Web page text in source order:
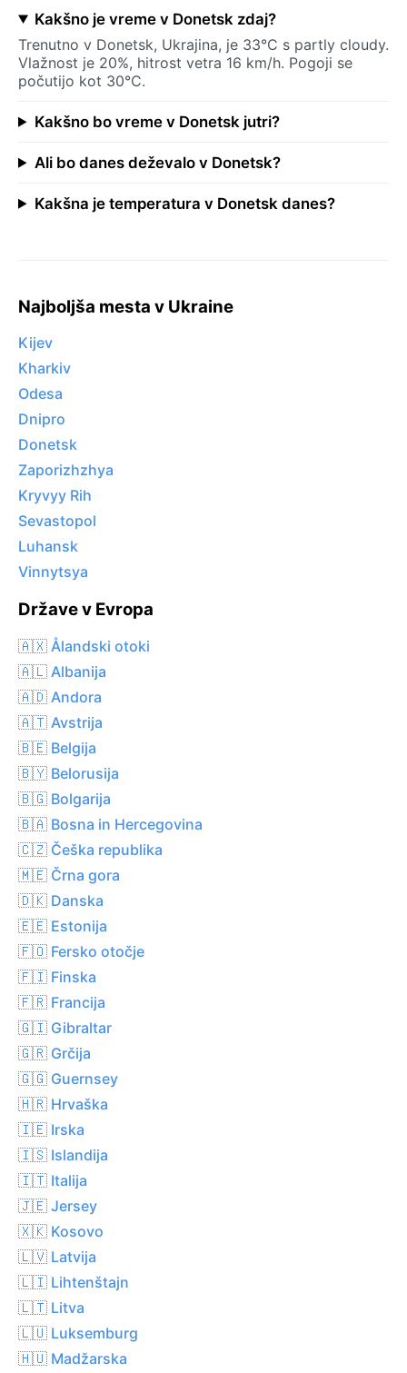
Kakšno je vreme v Donetsk zdaj?
Trenutno v Donetsk, Ukrajina, je 33°C s partly cloudy.
Vlažnost je 20%, hitrost vetra 16 km/h. Pogoji se
počutijo kot 30°C.
Kakšno bo vreme v Donetsk jutri?
Ali bo danes deževalo v Donetsk?
Kakšna je temperatura v Donetsk danes?
Najboljša mesta v Ukraine
Kijev
Kharkiv
Odesa
Dnipro
Donetsk
Zaporizhzhya
Kryvyy Rih
Sevastopol
Luhansk
Vinnytsya
Države v Evropa
🇦🇽 Ålandski otoki
🇦🇱 Albanija
🇦🇩 Andora
🇦🇹 Avstrija
🇧🇪 Belgija
🇧🇾 Belorusija
🇧🇬 Bolgarija
🇧🇦 Bosna in Hercegovina
🇨🇿 Češka republika
🇲🇪 Črna gora
🇩🇰 Danska
🇪🇪 Estonija
🇫🇴 Fersko otočje
🇫🇮 Finska
🇫🇷 Francija
🇬🇮 Gibraltar
🇬🇷 Grčija
🇬🇬 Guernsey
🇭🇷 Hrvaška
🇮🇪 Irska
🇮🇸 Islandija
🇮🇹 Italija
🇯🇪 Jersey
🇽🇰 Kosovo
🇱🇻 Latvija
🇱🇮 Lihtenštajn
🇱🇹 Litva
🇱🇺 Luksemburg
🇭🇺 Madžarska